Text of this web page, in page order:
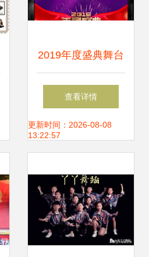
2019年度盛典舞台
背景PSD设计素材
高清模板下载与舞
查看详情
更新时间：2026-08-08
13:22:57